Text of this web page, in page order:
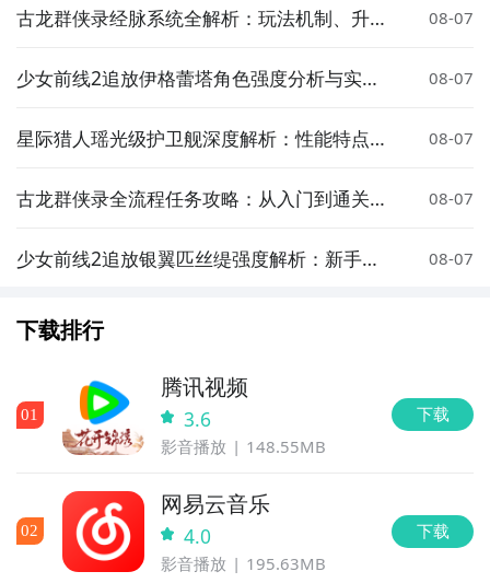
古龙群侠录经脉系统全解析：玩法机制、升级
08-07
少女前线2追放伊格蕾塔角色强度分析与实战
08-07
星际猎人瑶光级护卫舰深度解析：性能特点、
08-07
古龙群侠录全流程任务攻略：从入门到通关的
08-07
少女前线2追放银翼匹丝缇强度解析：新手枪
08-07
下载排行
01
腾讯视频
3.6
影音播放 148.55MB
下载
02
网易云音乐
4.0
影音播放 195.63MB
下载